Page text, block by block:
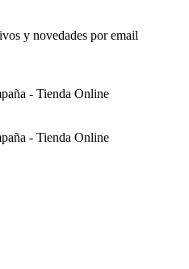
y novedades por email